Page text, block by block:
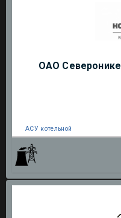
ОАО
АСУ котельной